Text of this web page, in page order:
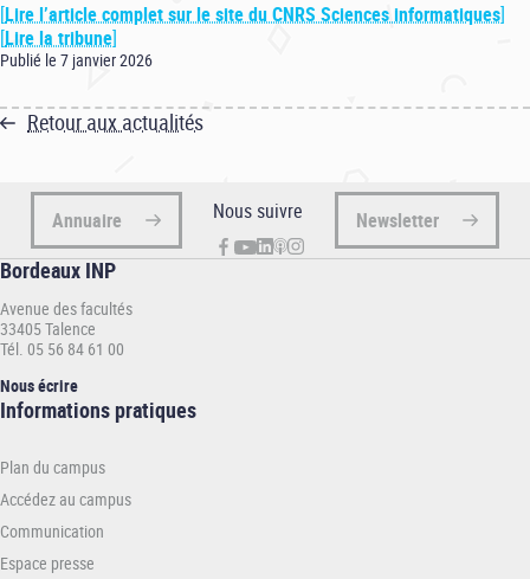
[Lire l’article complet sur le site du CNRS Sciences informatiques]
[Lire la tribune]
Publié le 7 janvier 2026
Retour aux actualités
Annuaire Nous suivre Newsletter
Bordeaux INP
Avenue des facultés
33405 Talence
Tél. 05 56 84 61 00
Nous écrire
Informations
INP
Informations pratiques
Plan du campus
Accédez au campus
Communication
Espace presse